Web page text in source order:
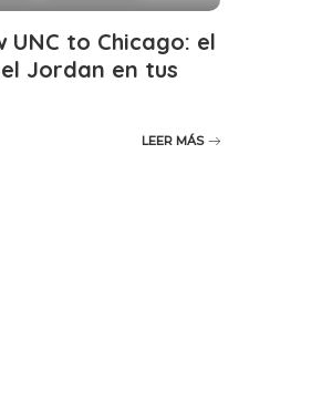
UNC to Chicago: el
Jordan en tus
LEER MÁS